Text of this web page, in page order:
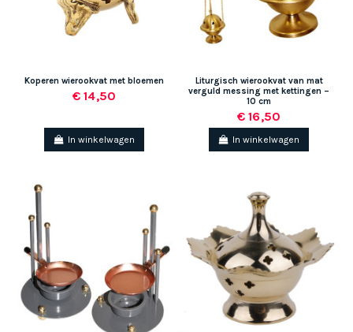
Koperen wierookvat met bloemen
€ 14,50
In winkelwagen
Liturgisch wierookvat van mat
verguld messing met kettingen –
10 cm
€ 16,50
In winkelwagen